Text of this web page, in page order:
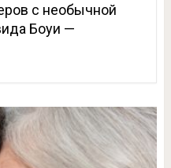
с необычной
Боуи —